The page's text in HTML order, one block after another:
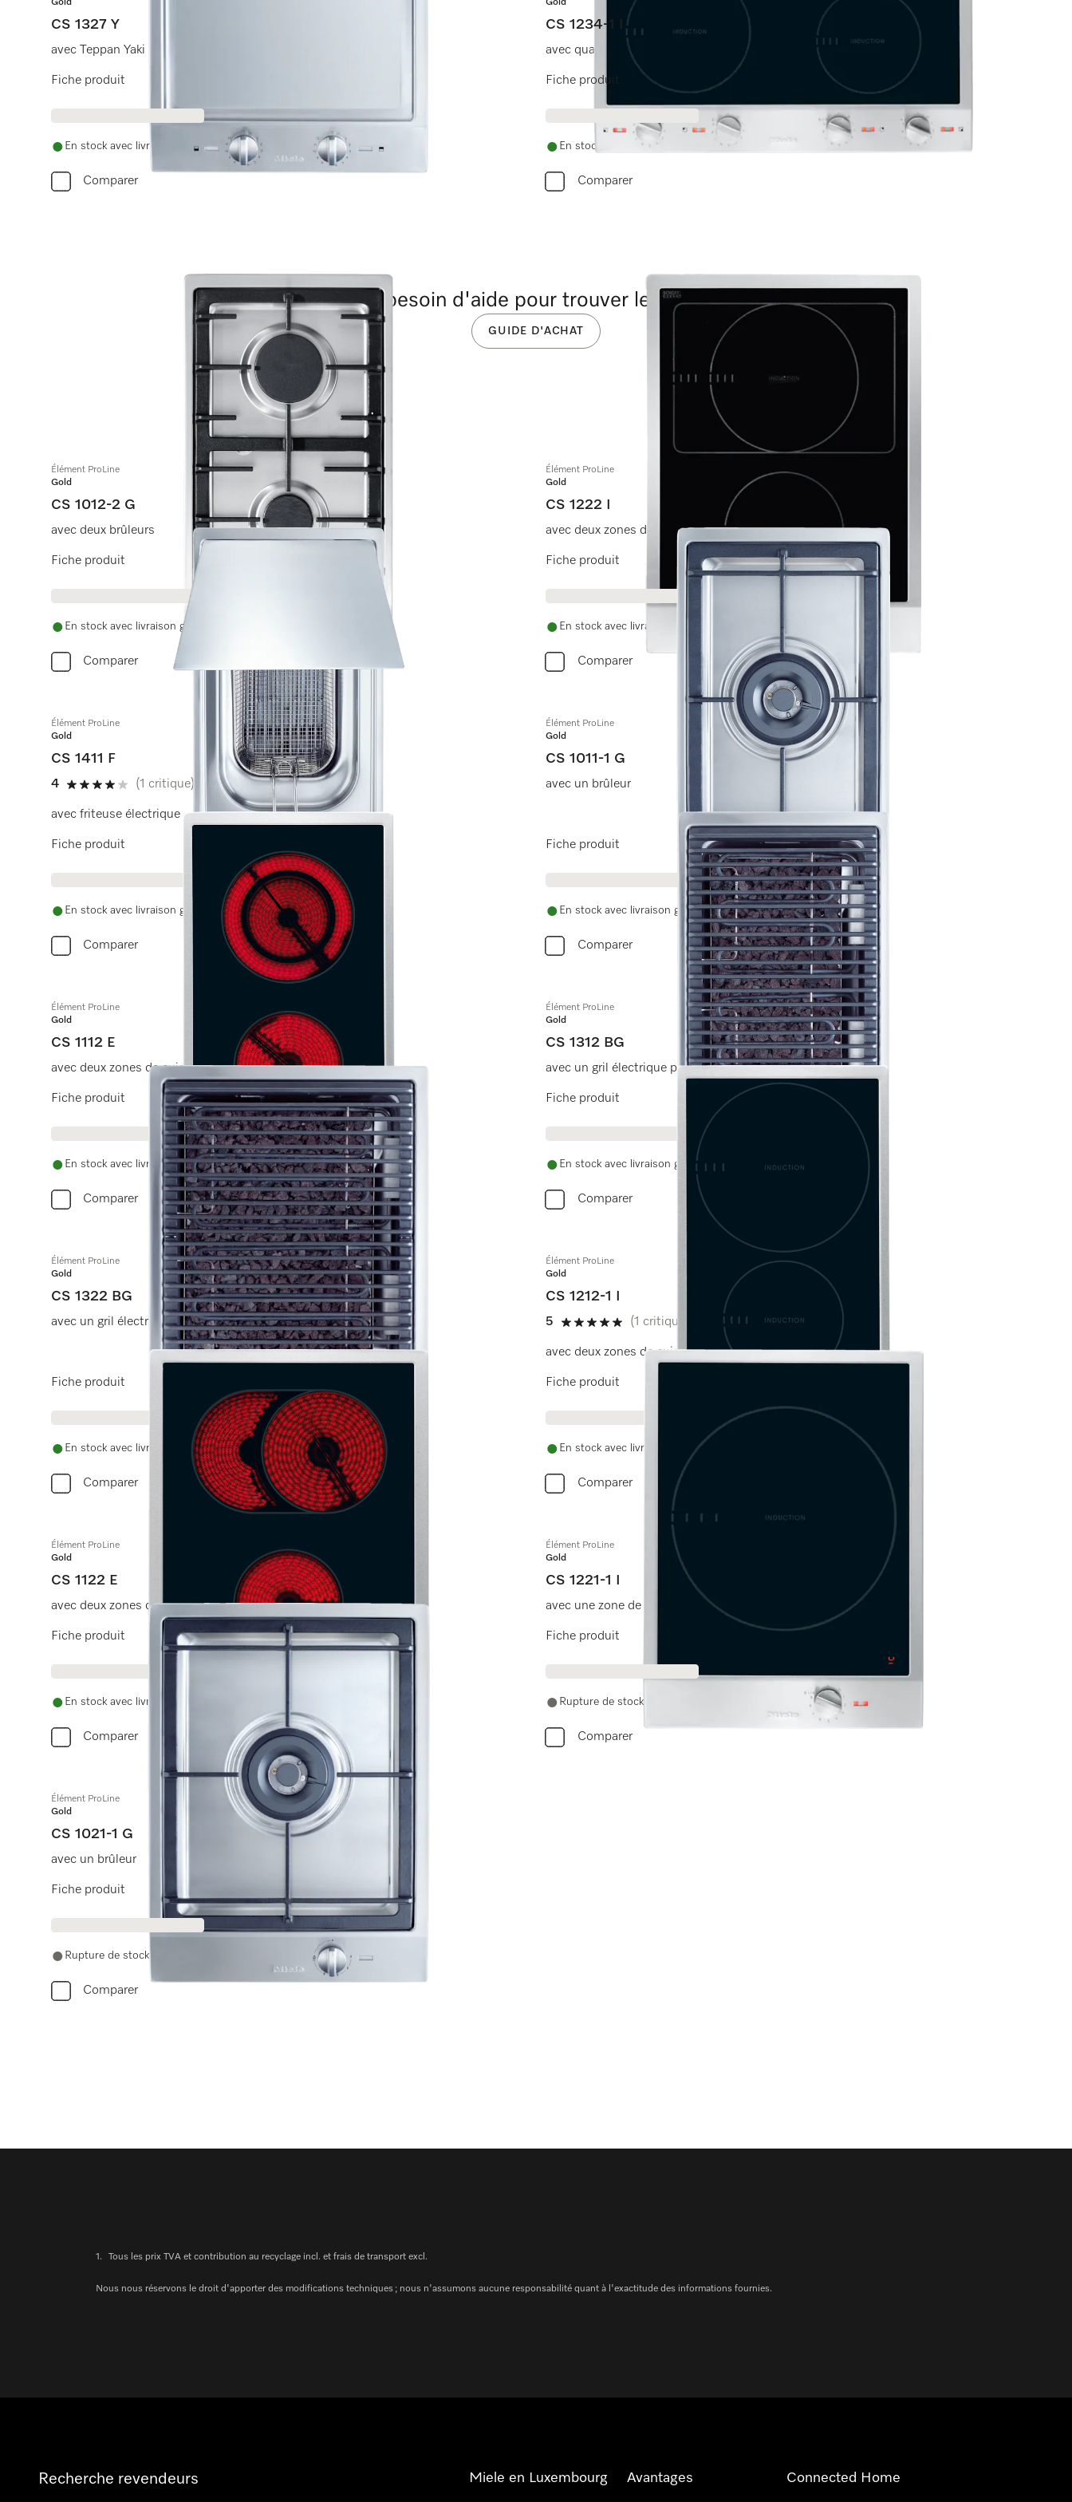
Gold
CS 1327 Y
avec Teppan Yaki électrique
Fiche produit
En stock avec livraison gratuite
Comparer
Gold
CS 1234-1 I
avec quatre zones de cuisson à induction
Fiche produit
En stock avec livraison gratuite
Comparer
Élément ProLine
Gold
CS 1012-2 G
avec deux brûleurs
Fiche produit
En stock avec livraison gratuite
Comparer
Élément ProLine
Gold
CS 1222 I
avec deux zones de cuisson à induction
Fiche produit
En stock avec livraison gratuite
Comparer
Élément ProLine
Gold
CS 1411 F
4
4 étoiles sur 5
(1 critique)
avec friteuse électrique
Fiche produit
En stock avec livraison gratuite
Comparer
Élément ProLine
Gold
CS 1011-1 G
avec un brûleur
Fiche produit
En stock avec livraison gratuite
Comparer
Élément ProLine
Gold
CS 1112 E
avec deux zones de cuisson électriques
Fiche produit
En stock avec livraison gratuite
Comparer
Élément ProLine
Gold
CS 1312 BG
avec un gril électrique pour les grillades
Fiche produit
En stock avec livraison gratuite
Comparer
Élément ProLine
Gold
CS 1322 BG
avec un gril électrique pour les grillades
Fiche produit
En stock avec livraison gratuite
Comparer
Élément ProLine
Gold
CS 1212-1 I
5
5 étoiles sur 5
(1 critique)
avec deux zones de cuisson à induction
Fiche produit
En stock avec livraison gratuite
Comparer
Élément ProLine
Gold
CS 1122 E
avec deux zones de cuisson électriques
Fiche produit
En stock avec livraison gratuite
Comparer
Élément ProLine
Gold
CS 1221-1 I
avec une zone de cuisson à induction
Fiche produit
Rupture de stock
Comparer
Élément ProLine
Gold
CS 1021-1 G
avec un brûleur
Fiche produit
Rupture de stock
Comparer
Vous avez besoin d'aide pour trouver le bon appareil ?
GUIDE D'ACHAT
1. Tous les prix TVA et contribution au recyclage incl. et frais de transport excl.
Nous nous réservons le droit d'apporter des modifications techniques ; nous n'assumons aucune responsabilité quant à l'exactitude des informations fournies.
Recherche revendeurs Miele en Luxembourg Avantages Connected Home